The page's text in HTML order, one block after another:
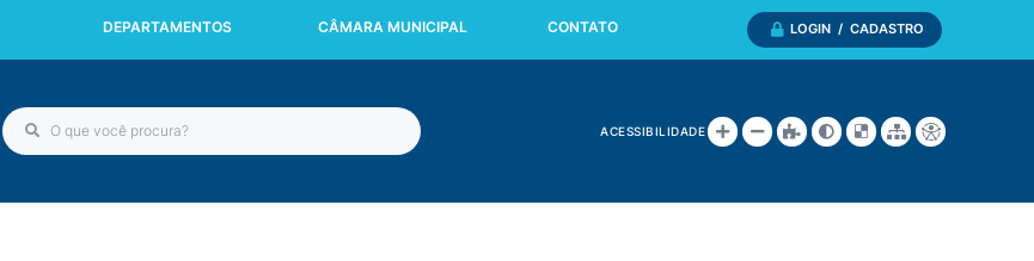
LOGIN / CADASTRO
ACESSIBILIDADE
DEPARTAMENTOS CÂMARA MUNICIPAL CONTATO